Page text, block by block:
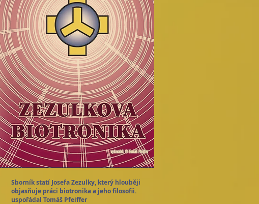
Sborník statí Josefa Zezulky, který hlouběji
objasňuje práci biotronika a jeho filosofii.
uspořádal Tomáš Pfeiffer